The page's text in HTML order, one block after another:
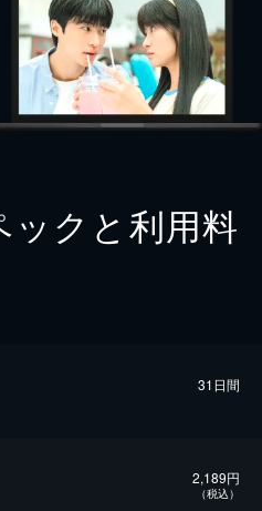
クと利用料
31日間
2,189円
（税込）